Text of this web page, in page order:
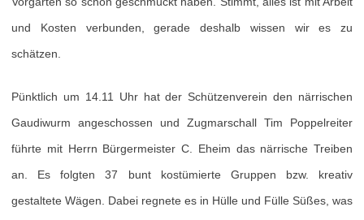
und Kosten verbunden, gerade deshalb wissen wir es zu
schätzen.
Pünktlich um 14.11 Uhr hat der Schützenverein den närrischen
Gaudiwurm angeschossen und Zugmarschall Tim Poppelreiter
führte mit Herrn Bürgermeister C. Eheim das närrische Treiben
an. Es folgten 37 bunt kostümierte Gruppen bzw. kreativ
gestaltete Wägen. Dabei regnete es in Hülle und Fülle Süßes, was